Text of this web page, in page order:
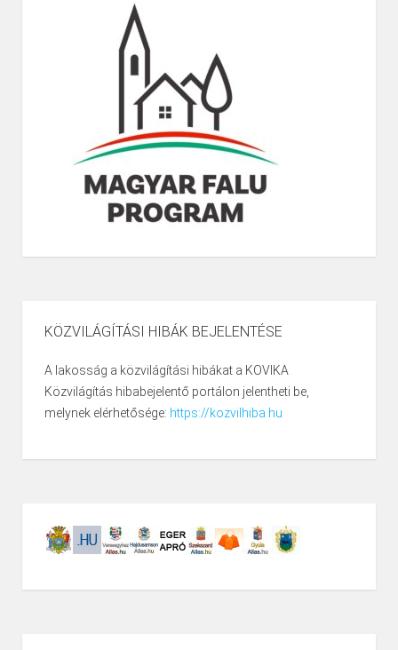
KÖZVILÁGÍTÁSI HIBÁK BEJELENTÉSE
A lakosság a közvilágítási hibákat a KOVIKA
Közvilágítás hibabejelentő portálon jelentheti be,
melynek elérhetősége: https://kozvilhiba.hu